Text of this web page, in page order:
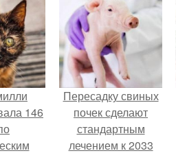
с
врачи.
146
Пересадку свиных
почек сделают
стандартным
лечением к 2033